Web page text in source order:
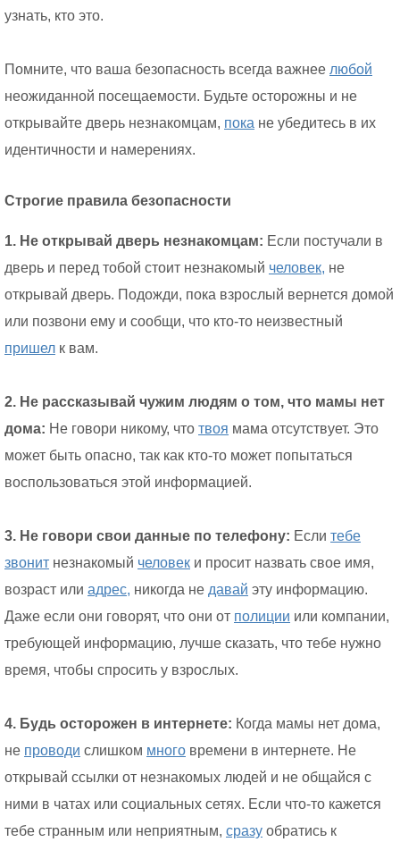
узнать, кто это.
Помните, что ваша безопасность всегда важнее любой
неожиданной посещаемости. Будьте осторожны и не
открывайте дверь незнакомцам, пока не убедитесь в их
идентичности и намерениях.
Строгие правила безопасности
1. Не открывай дверь незнакомцам: Если постучали в
дверь и перед тобой стоит незнакомый человек, не
открывай дверь. Подожди, пока взрослый вернется домой
или позвони ему и сообщи, что кто-то неизвестный
пришел к вам.
2. Не рассказывай чужим людям о том, что мамы нет
дома: Не говори никому, что твоя мама отсутствует. Это
может быть опасно, так как кто-то может попытаться
воспользоваться этой информацией.
3. Не говори свои данные по телефону: Если тебе
звонит незнакомый человек и просит назвать свое имя,
возраст или адрес, никогда не давай эту информацию.
Даже если они говорят, что они от полиции или компании,
требующей информацию, лучше сказать, что тебе нужно
время, чтобы спросить у взрослых.
4. Будь осторожен в интернете: Когда мамы нет дома,
не проводи слишком много времени в интернете. Не
открывай ссылки от незнакомых людей и не общайся с
ними в чатах или социальных сетях. Если что-то кажется
тебе странным или неприятным, сразу обратись к